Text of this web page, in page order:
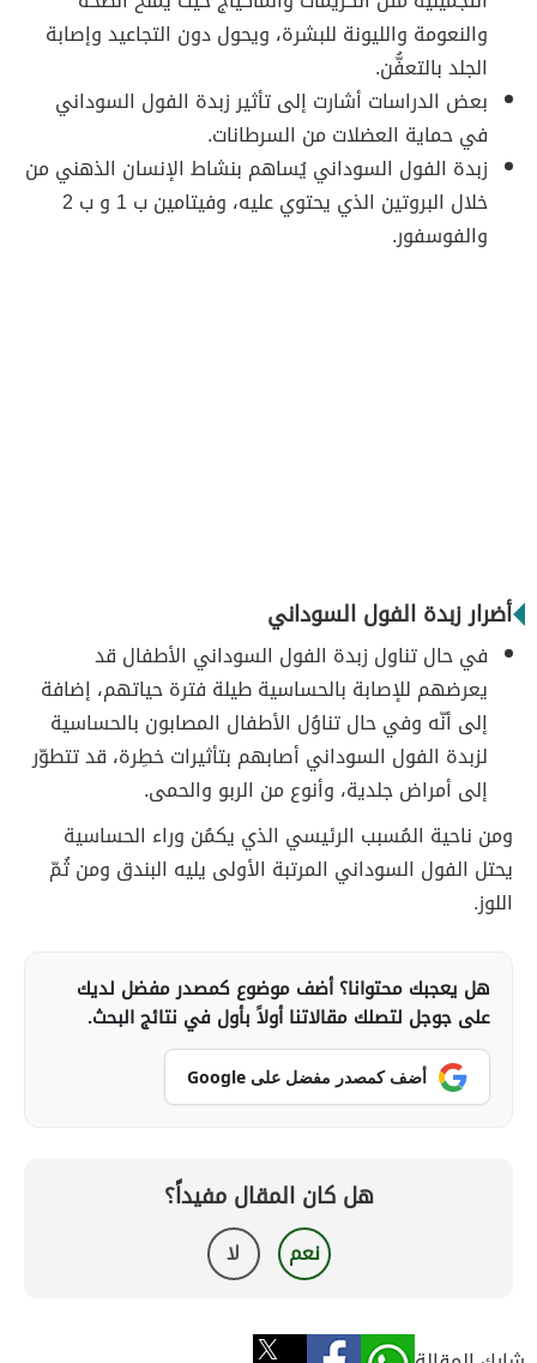
والنعومة والليونة للبشرة، ويحول دون التجاعيد وإصابة
الجلد بالتعفُّن.
بعض الدراسات أشارت إلى تأثير زبدة الفول السوداني
في حماية العضلات من السرطانات.
زبدة الفول السوداني يُساهم بنشاط الإنسان الذهني من
خلال البروتين الذي يحتوي عليه، وفيتامين ب 1 و ب 2
والفوسفور.
أضرار زبدة الفول السوداني
في حال تناول زبدة الفول السوداني الأطفال قد
يعرضهم للإصابة بالحساسية طيلة فترة حياتهم، إضافة
إلى أنّه وفي حال تناوُل الأطفال المصابون بالحساسية
لزبدة الفول السوداني أصابهم بتأثيرات خطِرة، قد تتطوّر
إلى أمراض جلدية، وأنوع من الربو والحمى.
ومن ناحية المُسبب الرئيسي الذي يكمُن وراء الحساسية
يحتل الفول السوداني المرتبة الأولى يليه البندق ومن ثُمّ
اللوز.
هل يعجبك محتوانا؟ أضف موضوع كمصدر مفضل لديك
على جوجل لتصلك مقالاتنا أولاً بأول في نتائج البحث.
أضف كمصدر مفضل على Google
هل كان المقال مفيداً؟
نعم لا